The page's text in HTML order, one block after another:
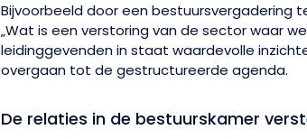
Bijvoorbeeld door een bestuursvergadering
„Wat is een verstoring van de sector waar
leidinggevenden in staat waardevolle
overgaan tot de gestructureerde agenda.
De relaties in de bestuurskamer